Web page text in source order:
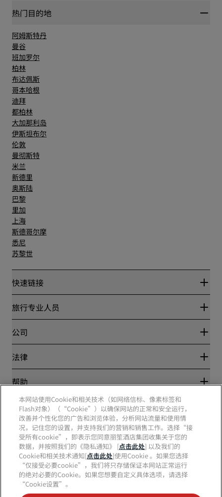
热门目的地
阿姆斯特丹
曼谷
班加罗尔
柏林
布达佩斯
哥本哈根
迪拜
都柏林
大加那利岛
伊斯坦布尔
伦敦
曼彻斯特
米兰
新德里
奥斯陆
巴黎
里加
上海
斯德哥尔摩
悉尼
苏黎世
快速链接
丽赏会
Blog
目的地
丽笙酒店集团APP
体育认证酒店
家庭友好型酒店
旅行专业人员
合作伙伴
公司
丽笙酒店集团
工作机会 RHG
工作机会 PPHE
工作机会 EHL
The Club by RHG
发展机会
责任经营
采购
法律
隐私中心
丽赏会条款和条件
网站使用协议
数字无障碍
现代奴隶制声明
帮助
消费者警示
联系方式
常见问题
网站地图
社交媒体
丽笙酒店集团品牌
本网站使用Cookie和相关技术（如网络信标、像素标签和
Flash对象）（“Cookie”）以确保网站的正常和安全运行，
改善并个性化您的广告和浏览体验，分析网站流量和使用情
况，记住您的设置，并支持我们的营销和销售工作。选择“接
受所有cookie”，即表示您同意丽笙酒店集团收集关于您的
数据，并按照我们的《隐私通知》 [点击此处] 以及我们的
Cookie和相关技术通知[点击此处]使用Cookie 。如果您选择
“仅接受必要cookie”，我们将只存储保证本网站正常运行
的绝对必要的Cookie。如果您想要自定义具体选项，请选择
“Cookie设置”。